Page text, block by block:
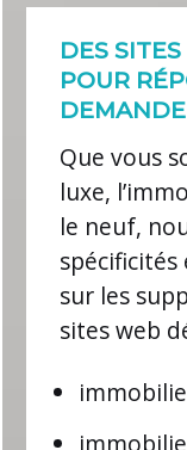
DES
POUR
DEMANDE
Que vous
luxe,
le neuf,
sur les
sites web